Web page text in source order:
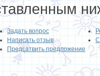
Задать вопрос
Написать отзыв
Предсатвить предложение